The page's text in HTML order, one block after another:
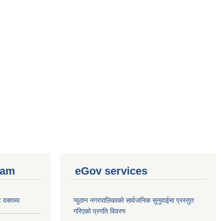
वक्तब्य
eGov services
प्यूठान नगरपालिकाको सार्वजनिक सुनुवाईमा प्रस्तुत
गरिएको प्रगति विवरण